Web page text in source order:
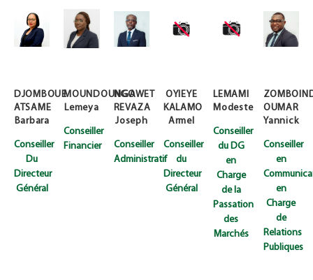
DJOMBOUE
ATSAME
Barbara
Conseiller
Du
Directeur
Général
MOUNDOUNGA
Lemeya
Conseiller
Financier
NGOWET
REVAZA
Joseph
Conseiller
Administratif
OYIEYE
KALAMO
Armel
Conseiller
du
Directeur
Général
LEMAMI
Modeste
Conseiller
du DG
en
Charge
de la
Passation
des
Marchés
OUMAR
Yannick
Conseiller
en
en
Charge
de
Relations
Publiques